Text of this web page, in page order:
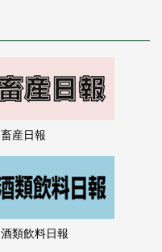
畜産日報
酒類飲料日報